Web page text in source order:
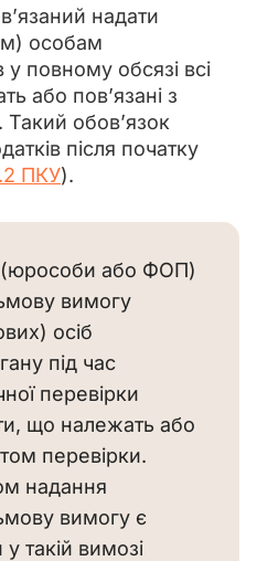
надати
особам
повному обсязі всі
або пов’язані з
обов’язок
після початку
ПКУ).
(юрособи або ФОП)
вимогу
осіб
під час
перевірки
що належать або
перевірки.
надання
вимогу є
такій вимозі